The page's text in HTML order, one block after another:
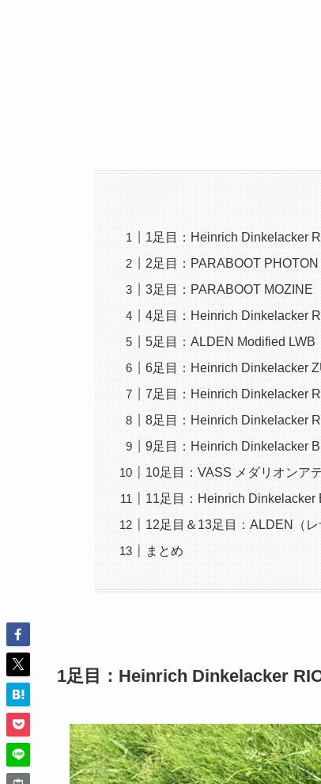
1足目：Heinrich Dinkelacker
2足目：PARABOOT PHOTON
3足目：PARABOOT MOZINE
4足目：Heinrich Dinkelacker
5足目：ALDEN Modified LWB
6足目：Heinrich Dinkelacker
7足目：Heinrich Dinkelacker
8足目：Heinrich Dinkelacker
9足目：Heinrich Dinkelacker
10足目：VASS メダリオンア
11足目：Heinrich Dinkelacker
12足目＆13足目：ALDEN（レ
まとめ
1足目：Heinrich Dinkelacker